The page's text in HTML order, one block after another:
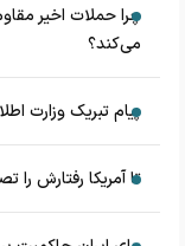
چرا حملات اخیر
می‌کند؟
پیام تبریک وزارت
تا آمریکا رفتارش